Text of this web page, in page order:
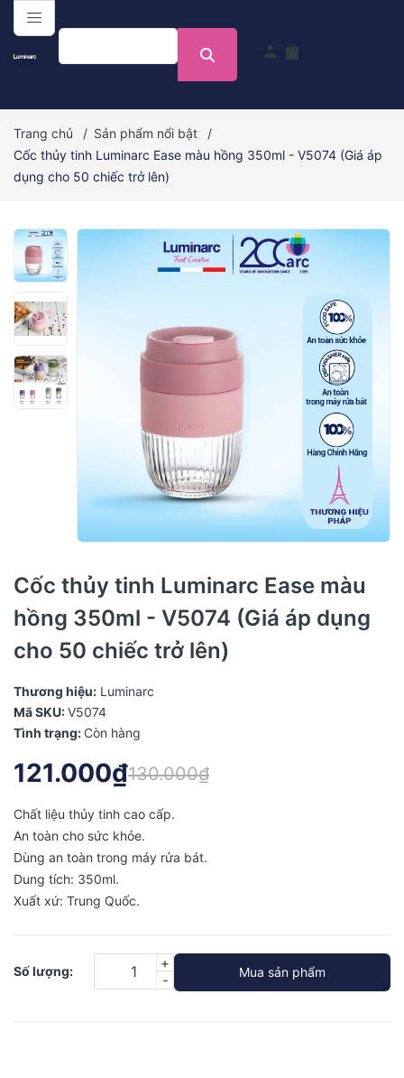
menu
person shopping_bag
Trang chủ / Sản phẩm nổi bật
/
Cốc thủy tinh Luminarc Ease màu hồng 350ml - V5074 (Giá áp
dụng cho 50 chiếc trở lên)
Cốc thủy tinh Luminarc Ease màu
hồng 350ml - V5074 (Giá áp dụng
cho 50 chiếc trở lên)
Thương hiệu: Luminarc
Mã SKU:V5074
Tình trạng: Còn hàng
121.000₫130.000₫
Chất liệu thủy tinh cao cấp.
An toàn cho sức khỏe.
Dùng an toàn trong máy rửa bát.
Dung tích: 350ml.
Xuất xứ: Trung Quốc.
Số lượng:
-
+
Mua sản phẩm